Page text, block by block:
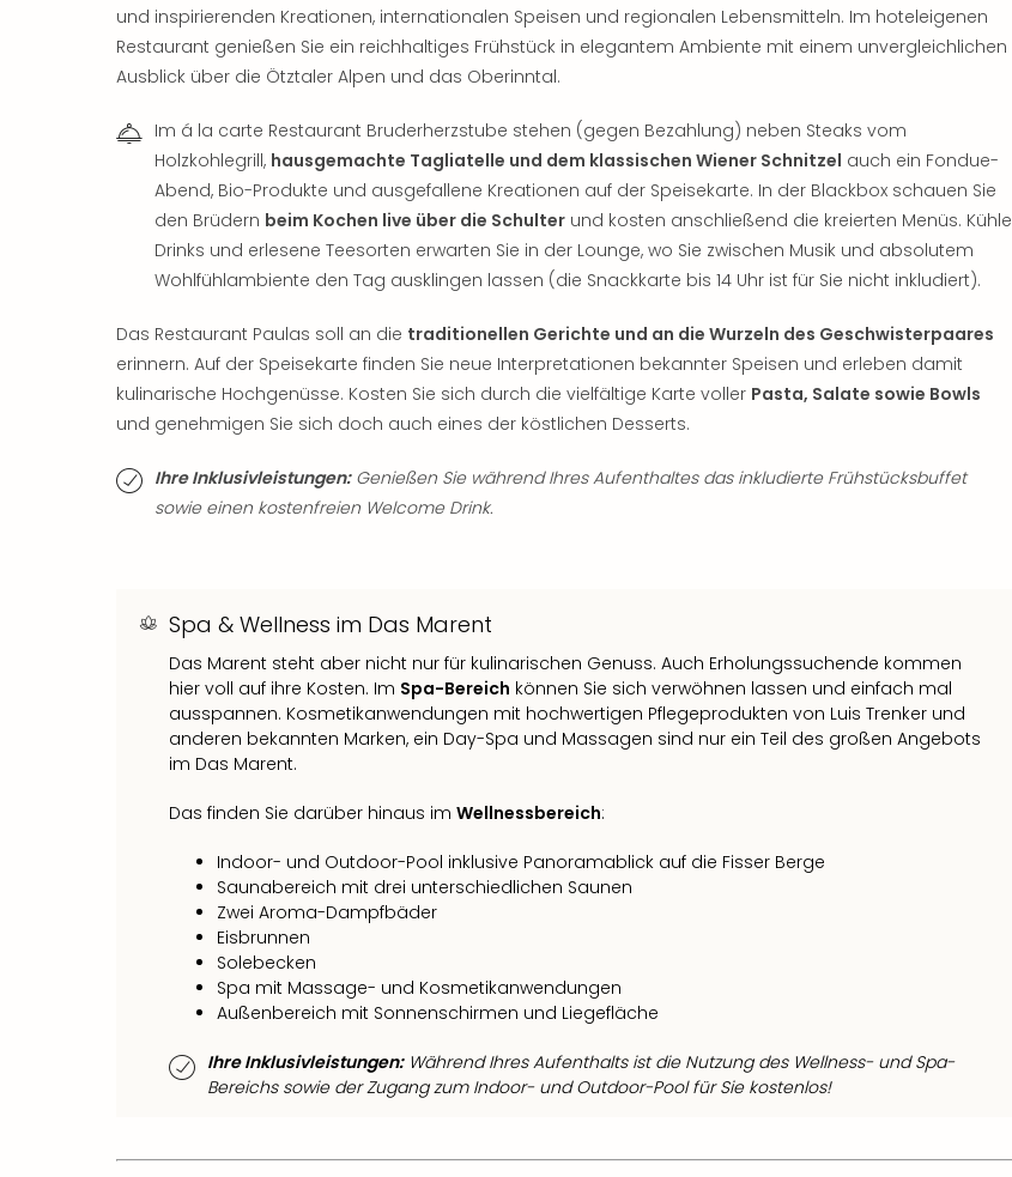
und inspirierenden Kreationen, internationalen Speisen und regionalen Lebensmitteln. Im hoteleigenen
Restaurant genießen Sie ein reichhaltiges Frühstück in elegantem Ambiente mit einem unvergleichlichen
Ausblick über die Ötztaler Alpen und das Oberinntal.
Im á la carte Restaurant Bruderherzstube stehen (gegen Bezahlung) neben Steaks vom
Holzkohlegrill, hausgemachte Tagliatelle und dem klassischen Wiener Schnitzel auch ein Fondue-
Abend, Bio-Produkte und ausgefallene Kreationen auf der Speisekarte. In der Blackbox schauen Sie
den Brüdern beim Kochen live über die Schulter und kosten anschließend die kreierten Menüs. Kühle
Drinks und erlesene Teesorten erwarten Sie in der Lounge, wo Sie zwischen Musik und absolutem
Wohlfühlambiente den Tag ausklingen lassen (die Snackkarte bis 14 Uhr ist für Sie nicht inkludiert).
Das Restaurant Paulas soll an die traditionellen Gerichte und an die Wurzeln des Geschwisterpaares
erinnern. Auf der Speisekarte finden Sie neue Interpretationen bekannter Speisen und erleben damit
kulinarische Hochgenüsse. Kosten Sie sich durch die vielfältige Karte voller Pasta, Salate sowie Bowls
und genehmigen Sie sich doch auch eines der köstlichen Desserts.
Ihre Inklusivleistungen:Genießen Sie während Ihres Aufenthaltes das inkludierte Frühstücksbuffet
sowie einen kostenfreien Welcome Drink.
Spa & Wellness im Das Marent
Das Marent steht aber nicht nur für kulinarischen Genuss. Auch Erholungssuchende kommen
hier voll auf ihre Kosten. Im Spa-Bereich können Sie sich verwöhnen lassen und einfach mal
ausspannen. Kosmetikanwendungen mit hochwertigen Pflegeprodukten von Luis Trenker und
anderen bekannten Marken, ein Day-Spa und Massagen sind nur ein Teil des großen Angebots
im Das Marent.
Das finden Sie darüber hinaus im Wellnessbereich:
Indoor- und Outdoor-Pool inklusive Panoramablick auf die Fisser Berge
Saunabereich mit drei unterschiedlichen Saunen
Zwei Aroma-Dampfbäder
Eisbrunnen
Solebecken
Spa mit Massage- und Kosmetikanwendungen
Außenbereich mit Sonnenschirmen und Liegefläche
Ihre Inklusivleistungen:Während Ihres Aufenthalts ist die Nutzung des Wellness- und Spa-
Bereichs sowie der Zugang zum Indoor- und Outdoor-Pool für Sie kostenlos!